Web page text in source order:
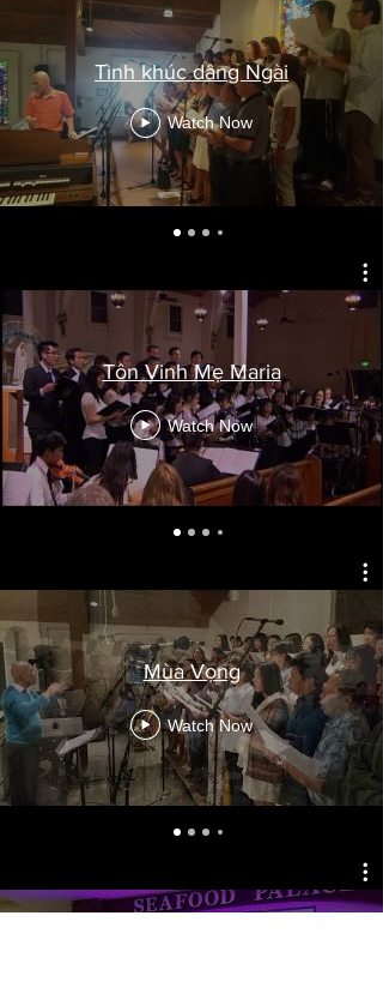
Tình khúc dâng Ngài
Watch Now
Tôn Vinh Mẹ Maria
Watch Now
Mùa Vọng
Watch Now